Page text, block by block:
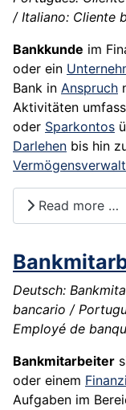
/ Italiano: Cliente
Bankkunde im
oder ein
Bank in Anspruch
Aktivitäten
oder Sparkontos
Darlehen bis hin
Read more …
Deutsch:
bancario /
Employé de
Bankmitarbeiter
oder einem
Aufgaben im